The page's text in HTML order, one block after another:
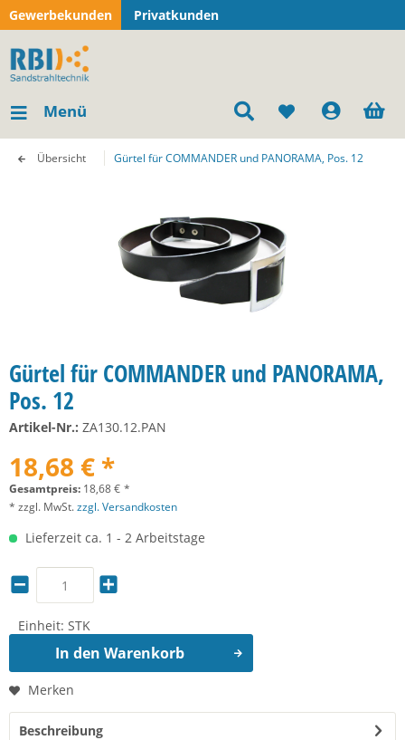
Gewerbekunden Privatkunden
Menü
Übersicht Gürtel für COMMANDER und PANORAMA, Pos. 12
Gürtel für COMMANDER und PANORAMA,
Pos. 12
Artikel-Nr.: ZA130.12.PAN
18,68 € *
Gesamtpreis: 18,68€ *
* zzgl. MwSt.zzgl. Versandkosten
Lieferzeit ca. 1 - 2 Arbeitstage
Einheit: STK
In den Warenkorb
Merken
Beschreibung